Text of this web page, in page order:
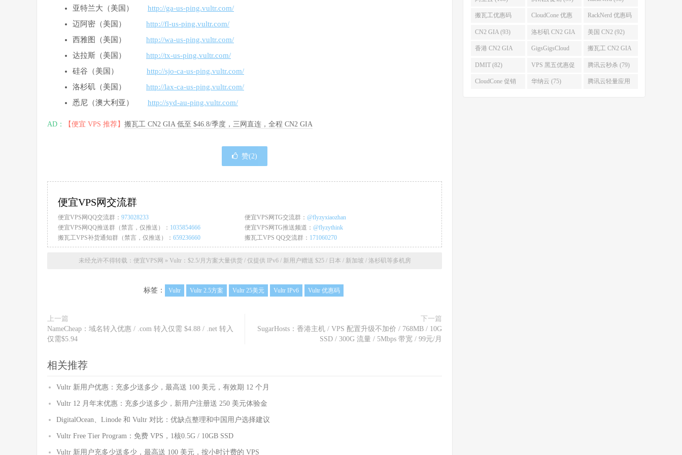
亚特兰大（美国） http://ga-us-ping.vultr.com/
迈阿密（美国） http://fl-us-ping.vultr.com/
西雅图（美国） http://wa-us-ping.vultr.com/
达拉斯（美国） http://tx-us-ping.vultr.com/
硅谷（美国） http://sjo-ca-us-ping.vultr.com/
洛杉矶（美国） http://lax-ca-us-ping.vultr.com/
悉尼（澳大利亚） http://syd-au-ping.vultr.com/
AD： 【便宜 VPS 推荐】 搬瓦工 CN2 GIA 低至 $46.8/季度，三网直连，全程 CN2 GIA
赞(2)
便宜VPS网交流群
便宜VPS网QQ交流群： 973028233 便宜VPS网TG交流群： @flyzyxiaozhan
便宜VPS网QQ推送群（禁言，仅推送）： 1035854666 便宜VPS网TG推送频道： @flyzythink
搬瓦工VPS补货通知群（禁言，仅推送）： 659236660 搬瓦工VPS QQ交流群： 171060270
未经允许不得转载： 便宜VPS网 » Vultr：$2.5/月方案大量供货 / 仅提供 IPv6 / 新用户赠送 $25 / 日本 / 新加坡 / 洛杉矶等多机房
标签： Vultr Vultr 2.5方案 Vultr 25美元 Vultr IPv6 Vultr 优惠码
上一篇
NameCheap：域名转入优惠 / .com 转入仅需 $4.88 / .net 转入
仅需$5.94
下一篇
SugarHosts：香港主机 / VPS 配置升级不加价 / 768MB / 10G
SSD / 300G 流量 / 5Mbps 带宽 / 99元/月
相关推荐
Vultr 新用户优惠：充多少送多少，最高送 100 美元，有效期 12 个月
Vultr 12 月年末优惠：充多少送多少，新用户注册送 250 美元体验金
DigitalOcean、Linode 和 Vultr 对比：优缺点整理和中国用户选择建议
Vultr Free Tier Program：免费 VPS，1核0.5G / 10GB SSD
Vultr 新用户充多少送多少，最高送 100 美元，按小时计费的 VPS
搬瓦工优惠码
(96)
CloudCone 优惠
码 (96)
RackNerd 优惠码
(94)
CN2 GIA (93) 洛杉矶 CN2 GIA
(93)
美国 CN2 (92)
香港 CN2 GIA
(92)
GigsGigsCloud
(85)
搬瓦工 CN2 GIA
(83)
DMIT (82) VPS 黑五优惠促
销整理 (80)
腾讯云秒杀 (79)
CloudCone 促销 华纳云 (75) 腾讯云轻量应用